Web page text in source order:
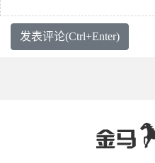
发表评论(Ctrl+Enter)